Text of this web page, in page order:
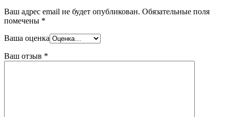
Ваш адрес email не будет опубликован. Обязательные поля
помечены *
Ваша оценка
Ваш отзыв *